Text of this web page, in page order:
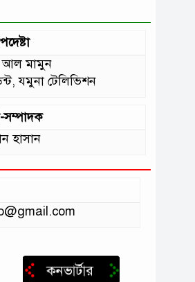
আল মামুন
যমুনা টেলিভিশন
সম্পাদক
হাসান